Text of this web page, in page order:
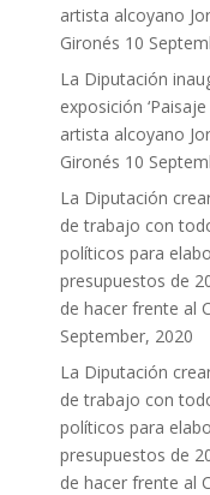
artista alcoyano
Gironés 10
La Diputación
exposición
artista alcoyano
Gironés 10
La Diputación
de trabajo con
políticos para
presupuestos de
de hacer frente al
September, 2020
La Diputación
de trabajo con
políticos para
presupuestos de
de hacer frente al